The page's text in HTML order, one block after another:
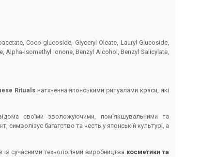
Coco-glucoside, Glyceryl Oleate, Lauryl Glucoside,
Alpha-Isomethyl Ionone, Benzyl Alcohol, Benzyl Salicylate,
Ritualsнатхненна японськими ритуалами краси, які
своїми зволожуючими, пом'якшувальними та
символізує багатство та честь у японській культурі, а
із сучасними технологіями виробництва косметики та